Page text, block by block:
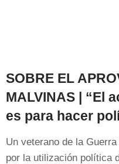
SOBRE EL
MALVINAS | “El
es para hacer
Un veterano de la
por la utilización política